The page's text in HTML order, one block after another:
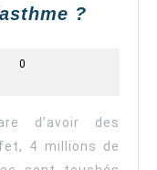
?
0
d’avoir des
4 millions de